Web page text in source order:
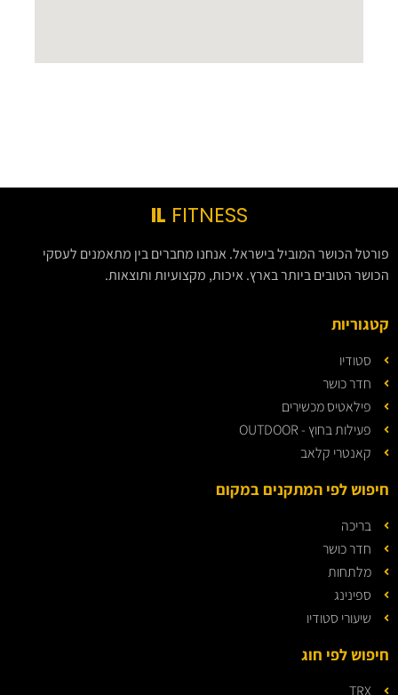
IL FITNESS
פורטל הכושר המוביל בישראל. אנחנו מחברים בין מתאמנים לעסקי
הכושר הטובים ביותר בארץ. איכות, מקצועיות ותוצאות.
קטגוריות
סטודיו
חדר כושר
פילאטיס מכשירים
פעילות בחוץ - OUTDOOR
קאנטרי קלאב
חיפוש לפי המתקנים במקום
בריכה
חדר כושר
מלתחות
ספינינג
שיעורי סטודיו
חיפוש לפי חוג
TRX